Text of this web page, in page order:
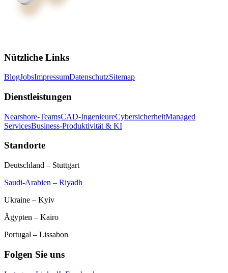
Nützliche Links
BlogJobsImpressumDatenschutzSitemap
Dienstleistungen
Nearshore-TeamsCAD-IngenieureCybersicherheitManaged
ServicesBusiness-Produktivität & KI
Standorte
Deutschland – Stuttgart
Saudi-Arabien – Riyadh
Ukraine – Kyiv
Ägypten – Kairo
Portugal – Lissabon
Folgen Sie uns